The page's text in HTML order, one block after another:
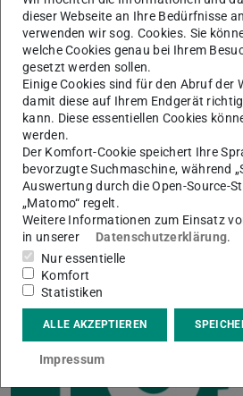
Read & Publish-Vertrag mit
Chemistry (RSC)
12.01.2022
Die ULB Darmstadt nimmt ab 01.01.22
Modell der Royal Society of Chemistry
dieser Webseite an Ihre Bedürfnisse
verwenden wir sog. Cookies. Sie
welche Cookies genau bei Ihrem
gesetzt werden sollen.
Einige Cookies sind für den Abruf der
damit diese auf Ihrem Endgerät
kann. Diese essentiellen Cookies
werden.
Der Komfort-Cookie speichert Ihre
bevorzugte Suchmaschine, während
Auswertung durch die Open-Source-
„Matomo“ regelt.
Weitere Informationen zum Einsatz
in unserer
Datenschutzerklärung.
Nur essentielle
Komfort
Statistiken
ALLE AKZEPTIEREN
Impressum